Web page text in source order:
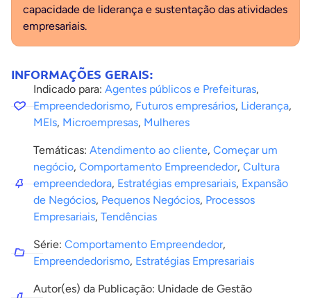
capacidade de liderança e sustentação das atividades
empresariais.
INFORMAÇÕES GERAIS:
Indicado para: Agentes públicos e Prefeituras,
Empreendedorismo, Futuros empresários, Liderança,
MEIs, Microempresas, Mulheres
Temáticas: Atendimento ao cliente, Começar um
negócio, Comportamento Empreendedor, Cultura
empreendedora, Estratégias empresariais, Expansão
de Negócios, Pequenos Negócios, Processos
Empresariais, Tendências
Série: Comportamento Empreendedor,
Empreendedorismo, Estratégias Empresariais
Autor(es) da Publicação: Unidade de Gestão